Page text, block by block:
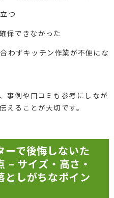
つ
保できなかった
わずキッチン作業が不便にな
事例や口コミも参考にしなが
えることが大切です。
ーで後悔しないた
– サイズ・高さ・
としがちなポイン